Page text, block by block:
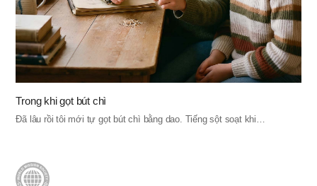
Trong khi gọt bút chì
Đã lâu rồi tôi mới tự gọt bút chì bằng dao. Tiếng sột soạt khi…